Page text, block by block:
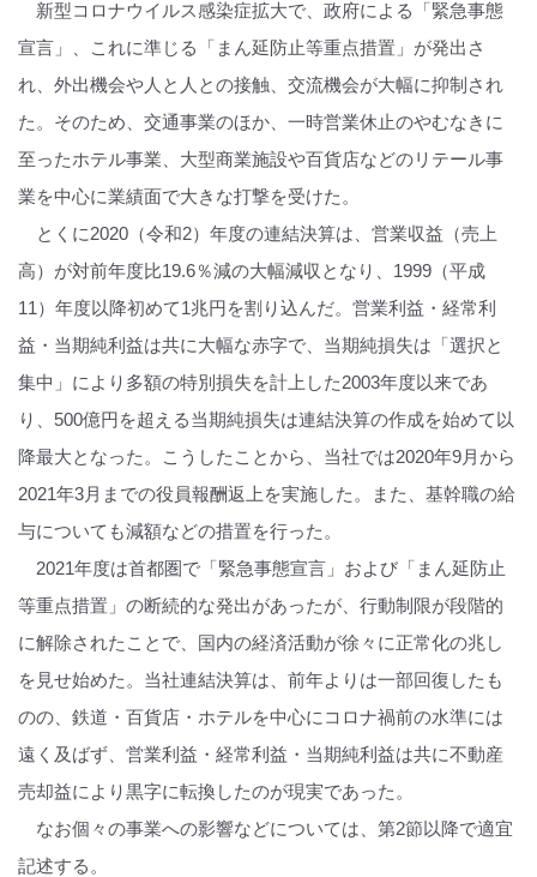
新型コロナウイルス感染症拡大で、政府による「緊急事態
宣言」、これに準じる「まん延防止等重点措置」が発出さ
れ、外出機会や人と人との接触、交流機会が大幅に抑制され
た。そのため、交通事業のほか、一時営業休止のやむなきに
至ったホテル事業、大型商業施設や百貨店などのリテール事
業を中心に業績面で大きな打撃を受けた。
とくに2020（令和2）年度の連結決算は、営業収益（売上
高）が対前年度比19.6％減の大幅減収となり、1999（平成
11）年度以降初めて1兆円を割り込んだ。営業利益・経常利
益・当期純利益は共に大幅な赤字で、当期純損失は「選択と
集中」により多額の特別損失を計上した2003年度以来であ
り、500億円を超える当期純損失は連結決算の作成を始めて以
降最大となった。こうしたことから、当社では2020年9月から
2021年3月までの役員報酬返上を実施した。また、基幹職の給
与についても減額などの措置を行った。
2021年度は首都圏で「緊急事態宣言」および「まん延防止
等重点措置」の断続的な発出があったが、行動制限が段階的
に解除されたことで、国内の経済活動が徐々に正常化の兆し
を見せ始めた。当社連結決算は、前年よりは一部回復したも
のの、鉄道・百貨店・ホテルを中心にコロナ禍前の水準には
遠く及ばず、営業利益・経常利益・当期純利益は共に不動産
売却益により黒字に転換したのが現実であった。
なお個々の事業への影響などについては、第2節以降で適宜
記述する。